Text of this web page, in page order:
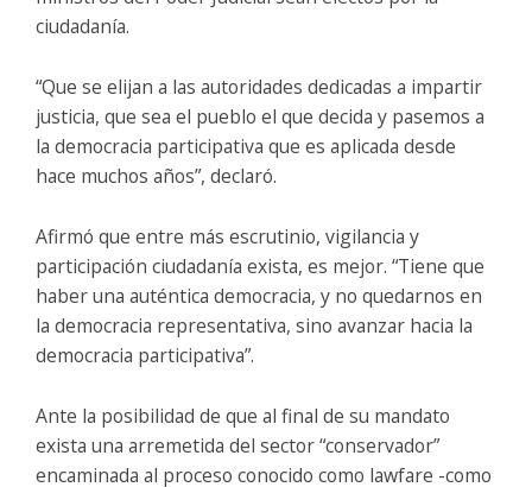
ciudadanía.
“Que se elijan a las autoridades dedicadas a impartir
justicia, que sea el pueblo el que decida y pasemos a
la democracia participativa que es aplicada desde
hace muchos años”, declaró.
Afirmó que entre más escrutinio, vigilancia y
participación ciudadanía exista, es mejor. “Tiene que
haber una auténtica democracia, y no quedarnos en
la democracia representativa, sino avanzar hacia la
democracia participativa”.
Ante la posibilidad de que al final de su mandato
exista una arremetida del sector “conservador”
encaminada al proceso conocido como lawfare -como